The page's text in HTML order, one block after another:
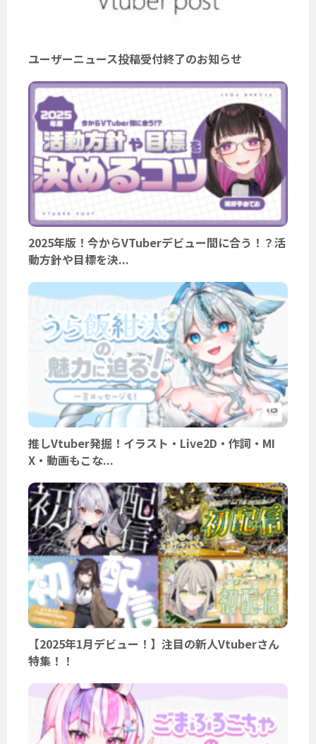
ユーザーニュース投稿受付終了のお知らせ
2025年版！今からVTuberデビュー間に合う！？活
動方針や目標を決...
推しVtuber発掘！イラスト・Live2D・作詞・MI
X・動画もこな...
【2025年1月デビュー！】注目の新人Vtuberさん
特集！！